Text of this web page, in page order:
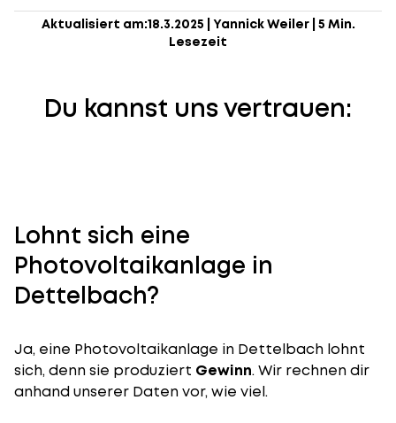
Aktualisiert am:18.3.2025 Yannick Weiler| 5 Min.
Lesezeit
Du kannst uns vertrauen:
Lohnt sich eine
Photovoltaikanlage in
Dettelbach?
Ja, eine Photovoltaikanlage in Dettelbach lohnt
sich, denn sie produziert Gewinn. Wir rechnen dir
anhand unserer Daten vor, wie viel.